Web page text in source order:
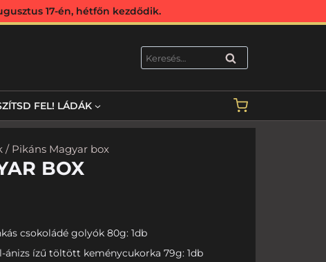
17-én, hétfőn kezdődik.
KERESÉS
FEL! LÁDÁK
/ Pikáns Magyar box
BOX
csokoládé golyók 80g: 1db
ánizs ízű töltött keménycukorka 79g: 1db